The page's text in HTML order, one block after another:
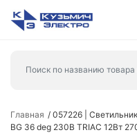
Главная
057226 |
BG 36 deg 230В TRIAC 12Вт